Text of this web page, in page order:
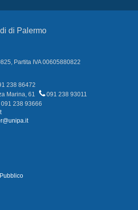
di Palermo
Partita IVA 00605880822
238 86472
Marina, 61
091 238 93011
091 238 93666